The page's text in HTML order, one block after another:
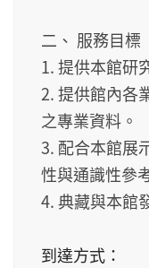
二、 服務目標
1. 提供本館研
2. 提供館內各
之專業資料。
3. 配合本館展
性與通識性參
4. 典藏與本館
到達方式：